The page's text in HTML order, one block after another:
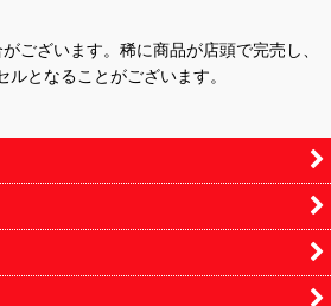
ございます。稀に商品が店頭で完売し、
となることがございます。